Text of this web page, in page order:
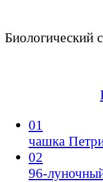
Биологический
01
чашка
02
96-